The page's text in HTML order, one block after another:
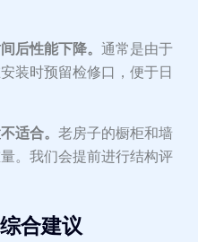
后性能下降。 通常是由于
装时预留检修口，便于日
适合。 老房子的橱柜和墙
。我们会提前进行结构评
合建议